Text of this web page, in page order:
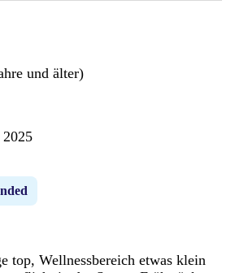
und älter)
top, Wellnessbereich etwas klein